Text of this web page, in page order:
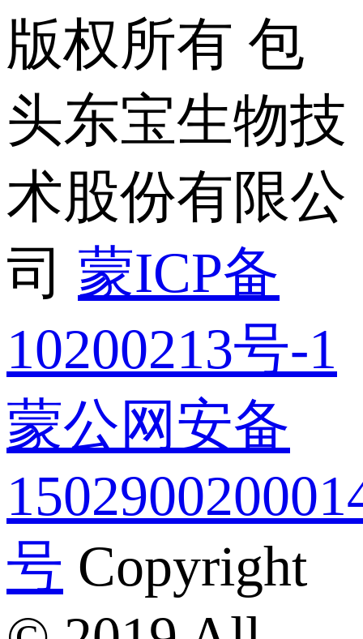
版权所有 包
头东宝生物技
术股份有限公
司 蒙ICP备
10200213号-1
蒙公网安备
号 Copyright